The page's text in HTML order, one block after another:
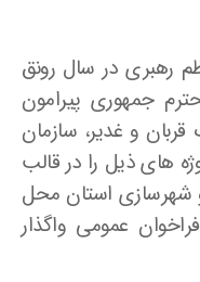
رهبری در سال رونق
جمهوری پیرامون
و غدیر، سازمان
های ذیل را در قالب
شهرسازی استان محل
عمومی واگذار